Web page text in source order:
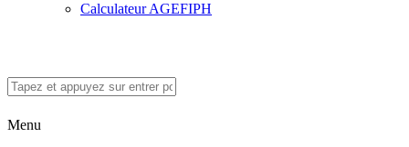
Calculateur AGEFIPH
Menu